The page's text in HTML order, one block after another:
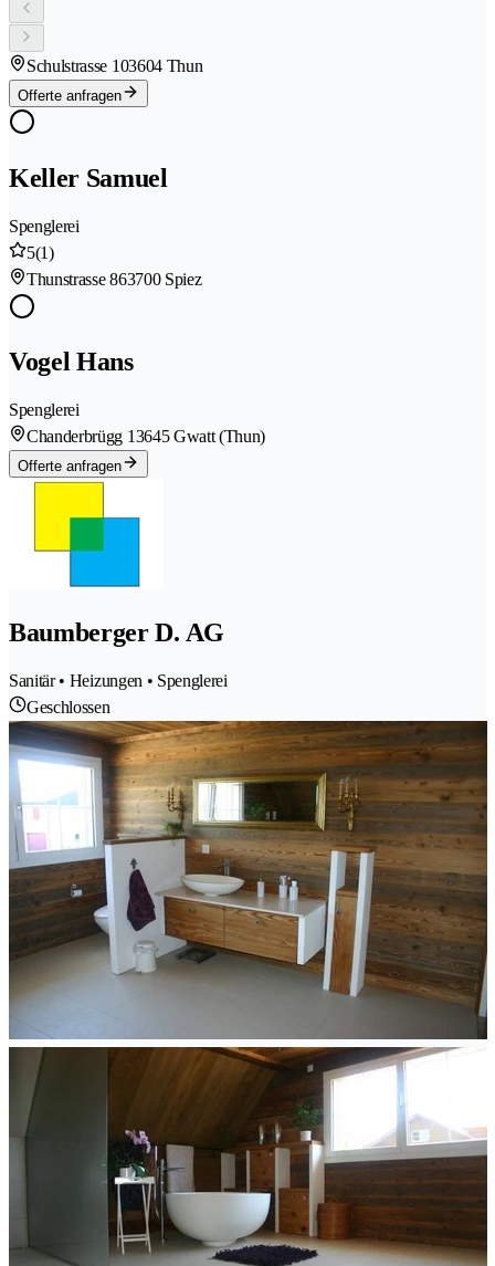
Schulstrasse 103604 Thun
Offerte anfragen
Keller Samuel
Spenglerei
5(1)
Thunstrasse 863700 Spiez
Vogel Hans
Spenglerei
Chanderbrügg 13645 Gwatt (Thun)
Offerte anfragen
Baumberger D. AG
Sanitär • Heizungen • Spenglerei
Geschlossen